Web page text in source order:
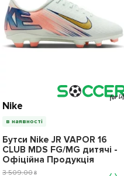
Nike
в наявності
Бутси Nike JR VAPOR 16
CLUB MDS FG/MG дитячі -
Офіційна Продукція
3 509.00 ₴